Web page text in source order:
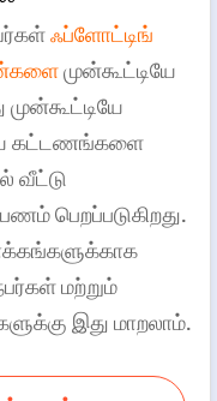
ஃப்ளோட்டிங்
முன்கூட்டியே
கட்டணங்களை
வீட்டு
பெறப்படுகிறது.
மற்றும்
இது மாறலாம்.